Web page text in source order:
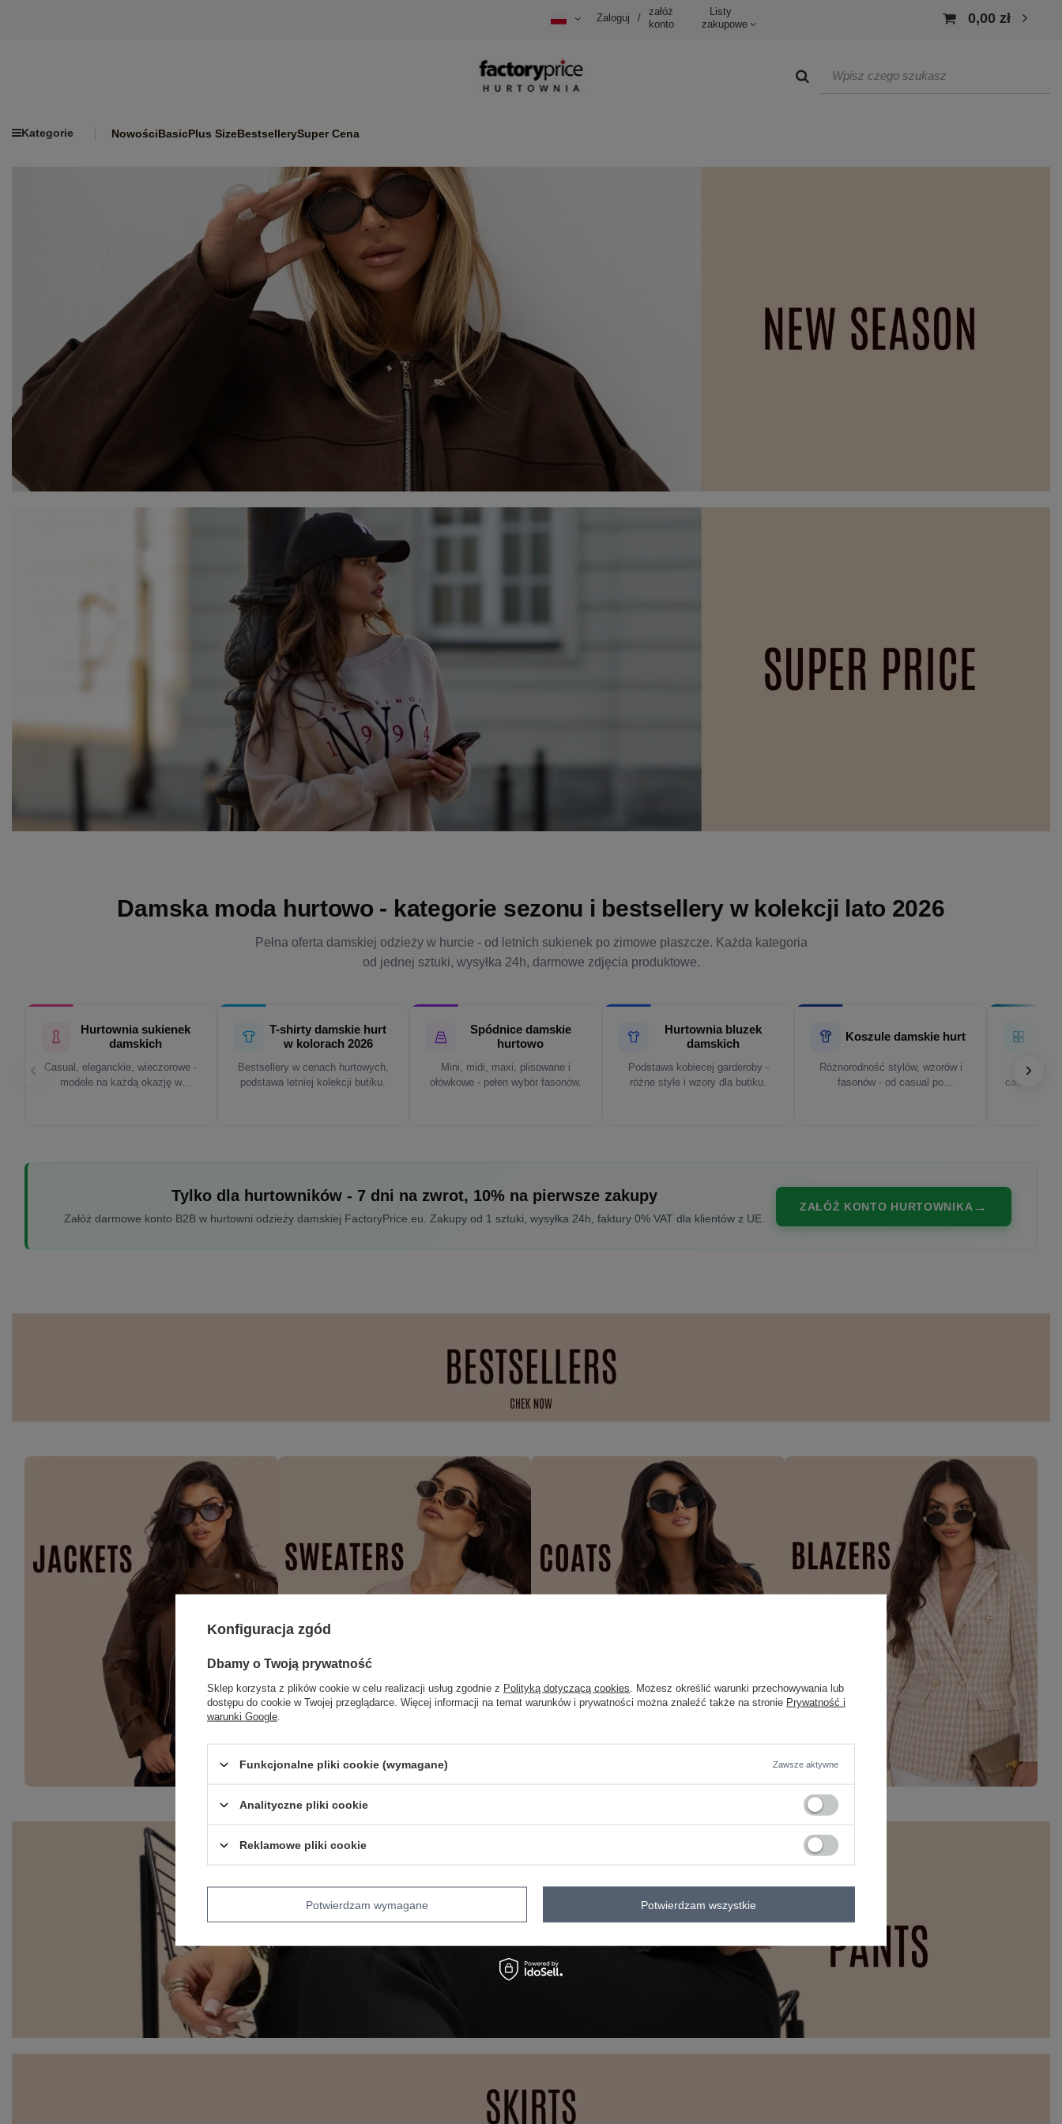
Zaloguj /
załóż
konto
Listy
zakupowe
0,00 zł
Kategorie NowościBasicPlus SizeBestsellerySuper Cena
Damska moda hurtowo - kategorie sezonu i bestsellery w kolekcji lato 2026
Pełna oferta damskiej odzieży w hurcie - od letnich sukienek po zimowe płaszcze. Każda kategoria
od jednej sztuki, wysyłka 24h, darmowe zdjęcia produktowe.
Hurtownia sukienek
damskich
Casual, eleganckie, wieczorowe -
modele na każdą okazję w
T-shirty damskie hurt
w kolorach 2026
Bestsellery w cenach hurtowych,
podstawa letniej kolekcji butiku.
Spódnice damskie
hurtowo
Mini, midi, maxi, plisowane i
ołówkowe - pełen wybór fasonów.
Hurtownia bluzek
damskich
Podstawa kobiecej garderoby -
różne style i wzory dla butiku.
Koszule damskie hurt
Różnorodność stylów, wzorów i
fasonów - od casual po
casualowe,
Tylko dla hurtowników - 7 dni na zwrot, 10% na pierwsze zakupy
Załóż darmowe konto B2B w hurtowni odzieży damskiej FactoryPrice.eu. Zakupy od 1 sztuki, wysyłka 24h, faktury 0% VAT dla klientów z UE.
ZAŁÓŻ KONTO HURTOWNIKA
Konfiguracja zgód
Dbamy o Twoją prywatność
Sklep korzysta z plików cookie w celu realizacji usług zgodnie z Polityką dotyczącą cookies . Możesz określić warunki przechowywania lub
dostępu do cookie w Twojej przeglądarce. Więcej informacji na temat warunków i prywatności można znaleźć także na stronie Prywatność i
warunki Google
Funkcjonalne pliki cookie (wymagane) Zawsze aktywne
Analityczne pliki cookie
Reklamowe pliki cookie
Potwierdzam wymagane Potwierdzam wszystkie